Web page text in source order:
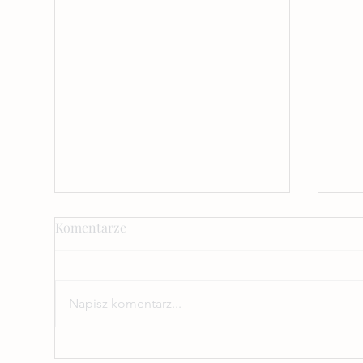
Moje dziecko nie lubi chusty -
Komentarze
Napisz komentarz...